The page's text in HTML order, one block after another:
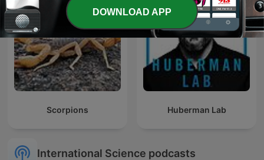
Scorpions Huberman Lab
International Science podcasts
DOWNLOAD APP